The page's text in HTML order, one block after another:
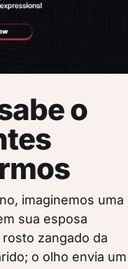
o
imaginemos uma
sua esposa
zangado da
o olho envia um